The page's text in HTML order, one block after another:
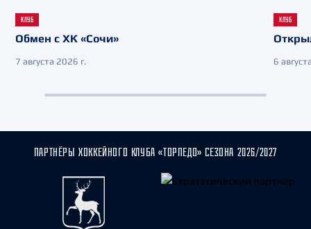
КЛУБ
Обмен с ХК «Сочи»
7 августа 2026 г.
КЛУБ
6
ПАРТНЁРЫ ХОККЕЙНОГО КЛУБА «ТОРПЕДО» СЕЗОНА 2026/2027